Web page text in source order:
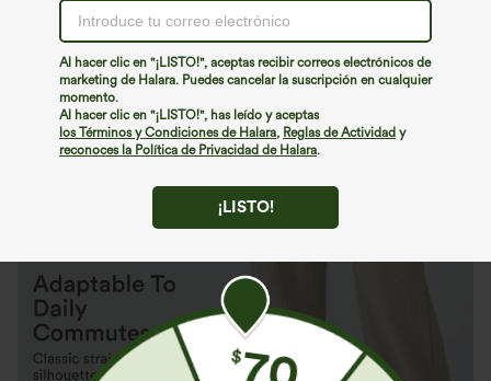
Al hacer clic en "¡LISTO!", aceptas recibir correos electrónicos de
marketing de Halara. Puedes cancelar la suscripción en cualquier
momento.
Al hacer clic en "¡LISTO!", has leído y aceptas
los Términos y Condiciones de Halara, Reglas de Actividad y
reconoces la Política de Privacidad de Halara.
¡LISTO!